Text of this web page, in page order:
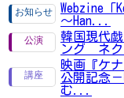
Webzine「
～Han...
韓国現代
ング ネク
映画『ケ
公開記念
む...